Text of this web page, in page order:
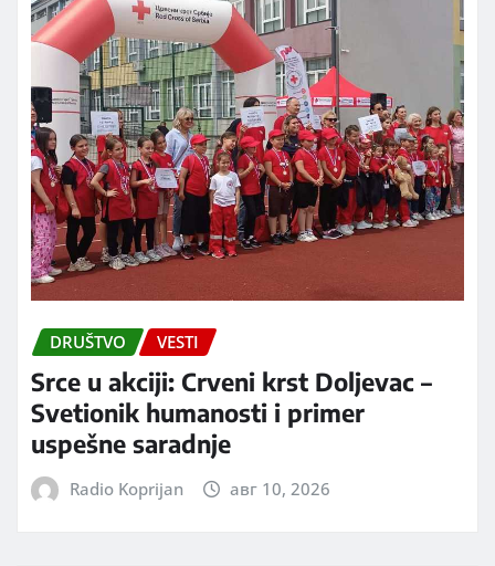
DRUŠTVO VESTI
Srce u akciji: Crveni krst Doljevac –
Svetionik humanosti i primer
uspešne saradnje
Radio Koprijan авг 10, 2026